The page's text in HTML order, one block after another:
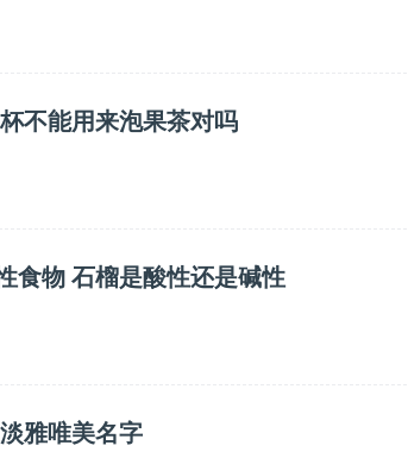
不能用来泡果茶对吗
食物 石榴是酸性还是碱性
雅唯美名字